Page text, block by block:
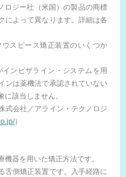
ジー社（米国）の製品の商標
によって異なります。詳細は各
スピース矯正装置のいくつか
ンビザライン・システムを用
ンは薬機法で承認されていない
該当しません。
式会社／アライン・テクノロジ
）
器を用いた矯正方法です。
舌側矯正装置です。入手経路に